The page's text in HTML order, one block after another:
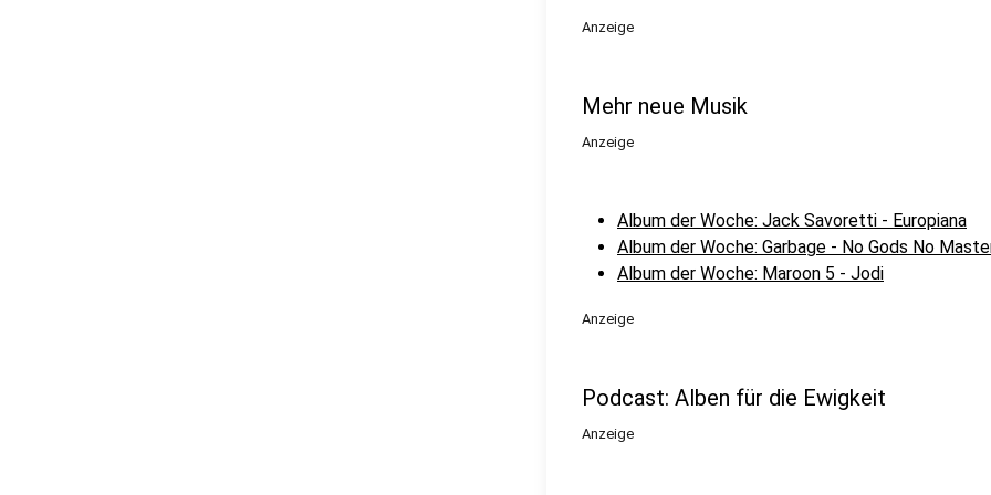
Anzeige
Mehr neue Musik
Anzeige
Album der Woche: Jack Savoretti - Europiana
Album der Woche: Garbage - No Gods No
Album der Woche: Maroon 5 - Jodi
Anzeige
Podcast: Alben für die Ewigkeit
Anzeige